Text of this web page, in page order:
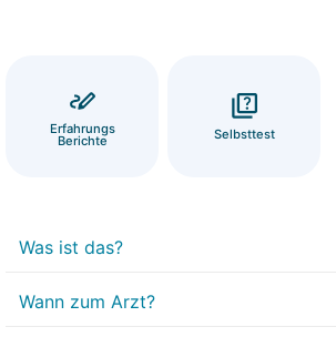
Erfahrungs
Berichte Selbsttest
Was ist das?
Wann zum Arzt?